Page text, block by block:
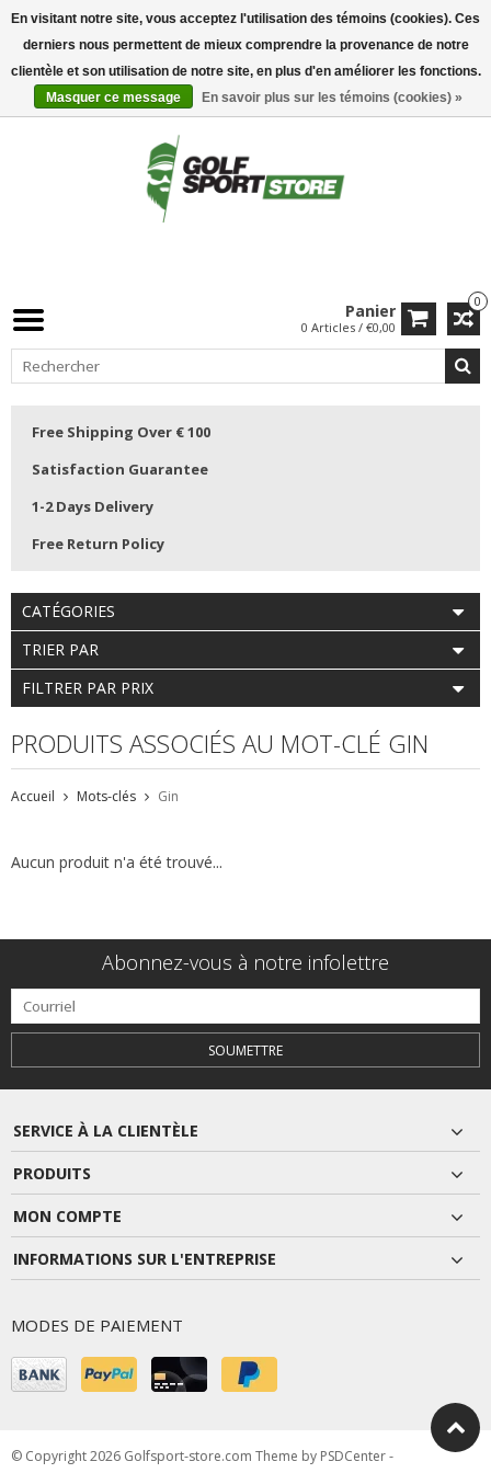
0
Panier
0 Articles / €0,00
Free Shipping Over € 100
Satisfaction Guarantee
1-2 Days Delivery
Free Return Policy
CATÉGORIES
TRIER PAR
FILTRER PAR PRIX
PRODUITS ASSOCIÉS AU MOT-CLÉ GIN
Accueil Mots-clés Gin
Aucun produit n'a été trouvé...
Abonnez-vous à notre infolettre
SOUMETTRE
SERVICE À LA CLIENTÈLE
PRODUITS
MON COMPTE
INFORMATIONS SUR L'ENTREPRISE
MODES DE PAIEMENT
© Copyright 2026 Golfsport-store.com Theme by PSDCenter-
En visitant notre site, vous acceptez l'utilisation des témoins (cookies). Ces
derniers nous permettent de mieux comprendre la provenance de notre
clientèle et son utilisation de notre site, en plus d'en améliorer les fonctions.
Masquer ce message
En savoir plus sur les témoins (cookies) »